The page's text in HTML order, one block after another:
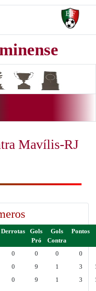
Mavílis-RJ
Derrotas
Gols
Pró
Gols
Contra
Pontos
0 0 0
0
0 9 1 3
0 9 1 3